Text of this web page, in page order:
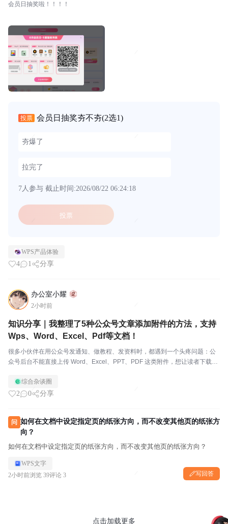
会员日抽奖啦！！！！
投票 会员日抽奖夯不夯(2选1)
夯爆了
拉完了
7人参与 截止时间:2026/08/22 06:24:18
投票
WPS产品体验
4 1 分享
办公室小耀
2小时前
知识分享｜我整理了5种公众号文章添加附件的方法，支持
Wps、Word、Excel、Pdf等文档！
很多小伙伴在用公众号发通知、做教程、发资料时，都遇到一个头疼问题：公
众号后台不能直接上传 Word、Excel、PPT、PDF 这类附件，想让读者下载文
具，实现手机、电脑都能上传文...
综合杂谈圈
2 0 分享
问 如何在文档中设定指定页的纸张方向，而不改变其他页的纸张方
向？
如何在文档中设定指定页的纸张方向，而不改变其他页的纸张方向？
WPS文字
2小时前浏览 39评论 3 写回答
点击加载更多